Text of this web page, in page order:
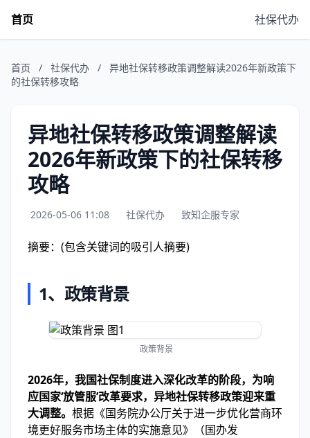
首页 社保代办
首页 / 社保代办 /
异地社保转移政策调整解读2026年新政策下
的社保转移攻略
异地社保转移政策调整解读
2026年新政策下的社保转移
攻略
2026-05-06 11:08 社保代办 致知企服专家
摘要：(包含关键词的吸引人摘要)
1、政策背景
政策背景
2026年，我国社保制度进入深化改革的阶段，为响
应国家‘放管服’改革要求，异地社保转移政策迎来重
大调整。 根据《国务院办公厅关于进一步优化营商环
境更好服务市场主体的实施意见》（国办发